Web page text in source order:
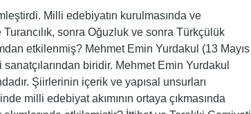
Milli edebiyatın kurulmasında ve
sonra Oğuzluk ve sonra Türkçülük
etkilenmiş? Mehmet Emin Yurdakul (13 Mayıs
biridir. Mehmet Emin Yurdakul
Şiirlerinin içerik ve yapısal unsurları
milli edebiyat akımının ortaya çıkmasında